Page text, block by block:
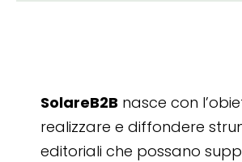
SolareB2B nasce con
realizzare e diffondere
editoriali che possano